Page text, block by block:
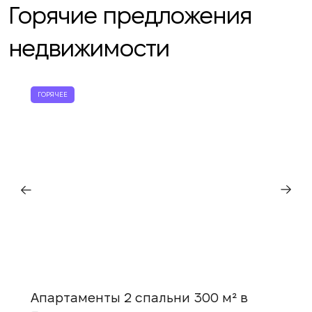
Горячие предложения
недвижимости
ГОРЯЧЕЕ
Апартаменты 2 спальни 300 м² в
Спасибо!